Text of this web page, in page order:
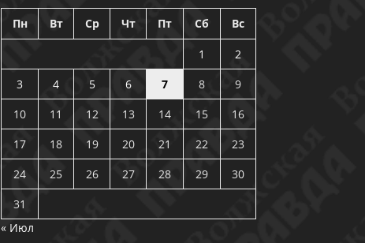
Пн Вт Ср Чт Пт Сб Вс
1
2
3
4 5 6 7 8
9
10
11 12 13 14 15
16
17
18 19 20 21 22
23
24
25 26 27 28 29
30
31
« Июл